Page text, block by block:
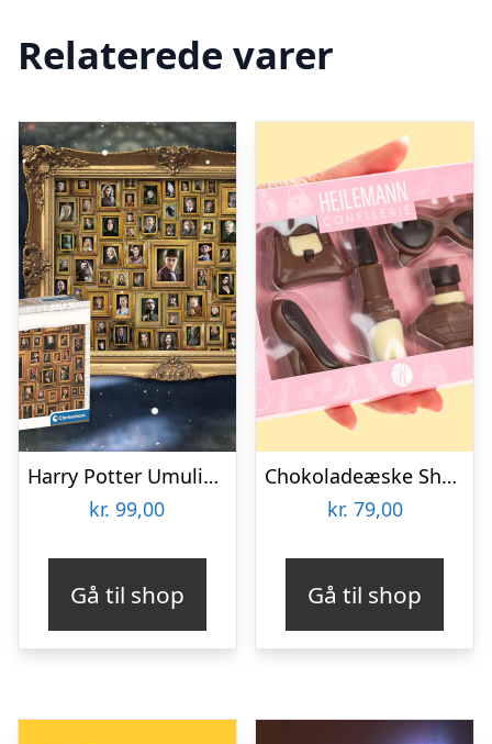
Relaterede varer
Harry Potter Umulig Puslespil
kr. 99,00
Gå til shop
Chokoladeæske Shopping
kr. 79,00
Gå til shop